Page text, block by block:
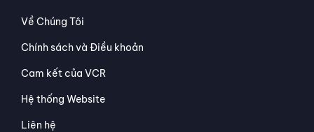
Về Chúng Tôi
Chính sách và Điều khoản
Cam kết của VCR
Hệ thống Website
Liên hệ